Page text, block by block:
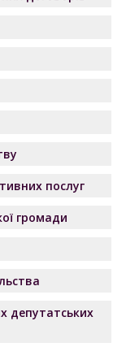
послуг
громади
депутатських